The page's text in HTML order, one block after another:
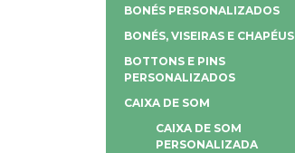
BONÉS PERSONALIZADOS
BONÉS, VISEIRAS E CHAPÉUS
BOTTONS E PINS
PERSONALIZADOS
CAIXA DE SOM
CAIXA DE SOM
PERSONALIZADA